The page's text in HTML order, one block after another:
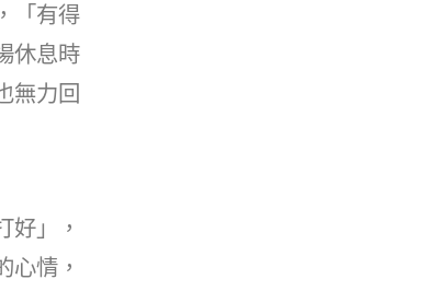
「有得
休息時
無力回
好」，
心情，